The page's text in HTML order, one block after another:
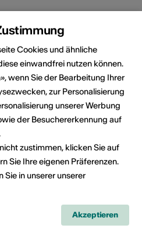
Vaud-Valais-Fribourg
der Veranstaltung
6 Jahren
Cookies und ähnliche
einwandfrei nutzen können.
wenn Sie der Bearbeitung Ihrer
zur Personalisierung
unserer Werbung
der Besuchererkennung auf
zustimmen, klicken Sie auf
Sie Ihre eigenen Präferenzen.
in unserer unserer
Akzeptieren